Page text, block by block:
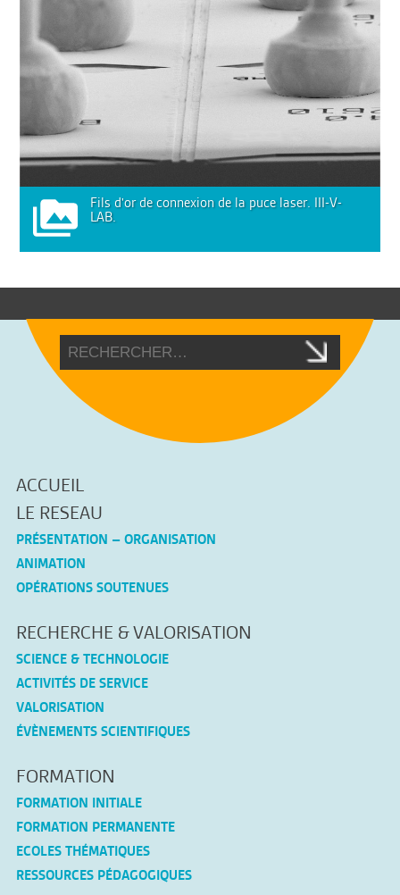
Fils d'or de connexion de la puce laser. III-V-
LAB.
ACCUEIL
LE RESEAU
PRÉSENTATION – ORGANISATION
ANIMATION
OPÉRATIONS SOUTENUES
RECHERCHE & VALORISATION
SCIENCE & TECHNOLOGIE
ACTIVITÉS DE SERVICE
VALORISATION
ÉVÈNEMENTS SCIENTIFIQUES
FORMATION
FORMATION INITIALE
FORMATION PERMANENTE
ECOLES THÉMATIQUES
RESSOURCES PÉDAGOGIQUES